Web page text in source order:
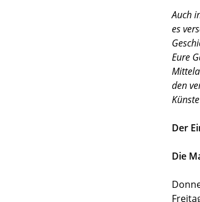
Auch
es
Eure
den
Der
Die